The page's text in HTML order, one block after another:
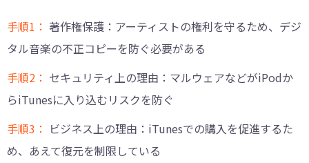
手順1： 著作権保護：アーティストの権利を守るため、デジ
タル音楽の不正コピーを防ぐ必要がある
手順2： セキュリティ上の理由：マルウェアなどがiPodか
らiTunesに入り込むリスクを防ぐ
手順3： ビジネス上の理由：iTunesでの購入を促進するた
め、あえて復元を制限している